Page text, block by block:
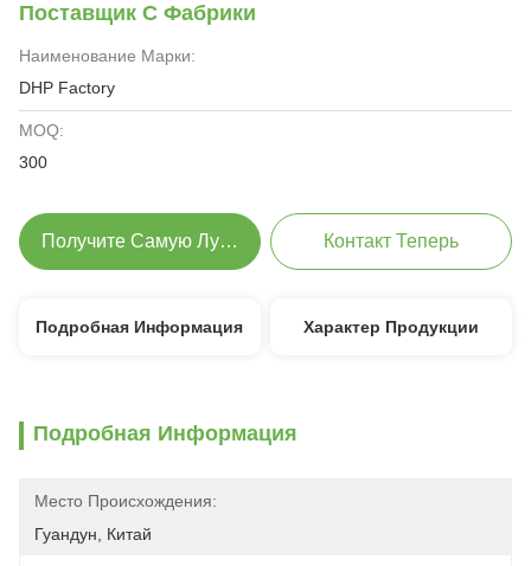
Поставщик С Фабрики
Наименование Марки:
DHP Factory
MOQ:
300
Получите Самую Лучшую Цену Контакт Теперь
Подробная Информация Характер Продукции
Подробная Информация
Место Происхождения:
Гуандун, Китай